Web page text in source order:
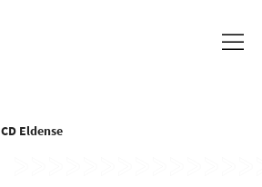
CD Eldense